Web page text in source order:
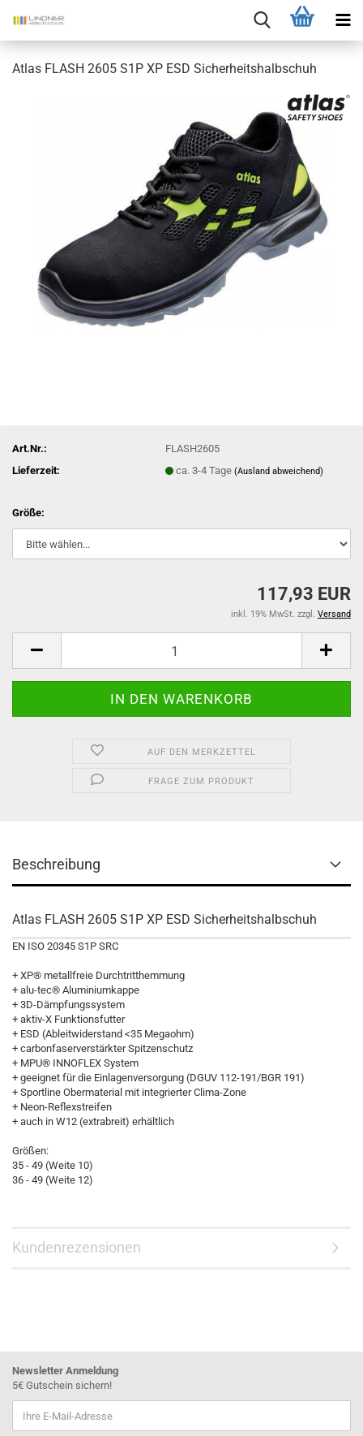
Atlas FLASH 2605 S1P XP ESD Sicherheitshalbschuh
Art.Nr.:
FLASH2605
Lieferzeit:
ca. 3-4 Tage(Ausland abweichend)
Größe:
117,93 EUR
inkl. 19% MwSt. zzgl. Versand
AUF DEN MERKZETTEL
FRAGE ZUM PRODUKT
Beschreibung
Atlas FLASH 2605 S1P XP ESD Sicherheitshalbschuh
EN ISO 20345 S1P SRC
+ XP® metallfreie Durchtritthemmung
+ alu-tec® Aluminiumkappe
+ 3D-Dämpfungssystem
+ aktiv-X Funktionsfutter
+ ESD (Ableitwiderstand <35 Megaohm)
+ carbonfaserverstärkter Spitzenschutz
+ MPU® INNOFLEX System
+ geeignet für die Einlagenversorgung (DGUV 112-191/BGR 191)
+ Sportline Obermaterial mit integrierter Clima-Zone
+ Neon-Reflexstreifen
+ auch in W12 (extrabreit) erhältlich
Größen:
35 - 49 (Weite 10)
36 - 49 (Weite 12)
Kundenrezensionen
Newsletter Anmeldung
5€ Gutschein sichern!